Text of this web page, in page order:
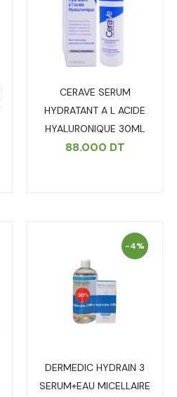
CERAVE SERUM
HYDRATANT A L ACIDE
HYALURONIQUE 30ML
88.000 DT
-4%
DERMEDIC HYDRAIN 3
SERUM+EAU MICELLAIRE